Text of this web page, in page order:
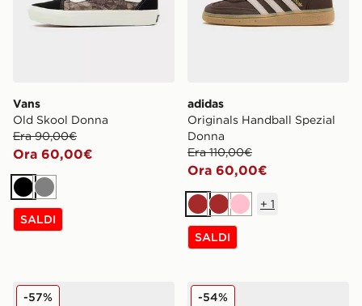
Vans
Old Skool Donna
Era 90,00€
Ora 60,00€
NeroGrigio
SALDI
adidas
Originals Handball Spezial
Donna
Era 110,00€
Ora 60,00€
Marrone
Marrone
Rosa
+ 1
SALDI
adidas Originals Samba OG Valentine's Day Donna
-57% adidas Originals Campus
-54%